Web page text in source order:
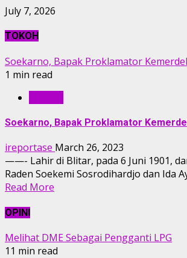
July 7, 2026
TOKOH
Soekarno, Bapak Proklamator
1 min read
Soekarno, Bapak Proklamator
ireportase March 26, 2023
——- Lahir di Blitar, pada 6 Juni 1901,
Raden Soekemi Sosrodihardjo dan Ida
Read More
OPINI
Melihat DME Sebagai Pengganti LPG
11 min read